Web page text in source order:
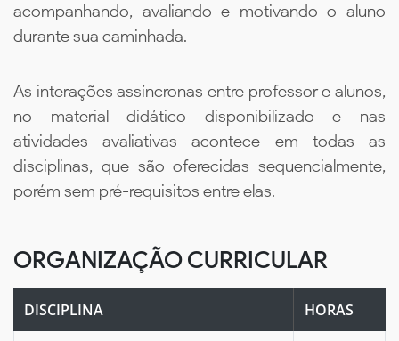
acompanhando, avaliando e motivando o aluno
durante sua caminhada.
As interações assíncronas entre professor e alunos,
no material didático disponibilizado e nas
atividades avaliativas acontece em todas as
disciplinas, que são oferecidas sequencialmente,
porém sem pré-requisitos entre elas.
ORGANIZAÇÃO CURRICULAR
DISCIPLINA HORAS